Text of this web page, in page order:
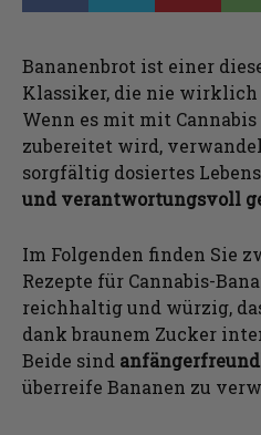
Bananenbrot ist einer
Klassiker, die nie wirklich
Wenn es mit mit
zubereitet wird,
sorgfältig dosiertes
und verantwortungsvoll
Im Folgenden finden Sie
Rezepte für Cannabis-
reichhaltig und würzig,
dank braunem Zucker
Beide sind
überreife Bananen zu